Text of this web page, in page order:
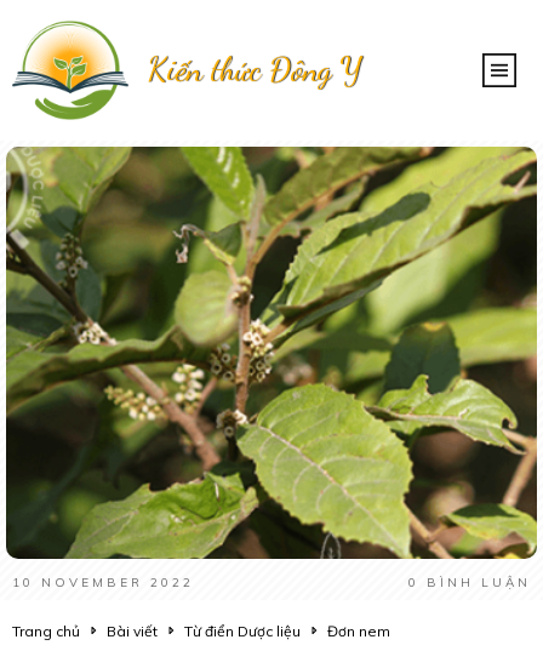
Kiến thức Đông Y
10 NOVEMBER 2022 0 BÌNH LUẬN
Trang chủ Bài viết Từ điển Dược liệu Đơn nem